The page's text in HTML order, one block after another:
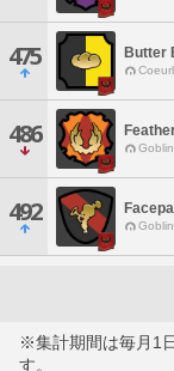
475 Butter
486
492
※集計期間は毎月1
す。